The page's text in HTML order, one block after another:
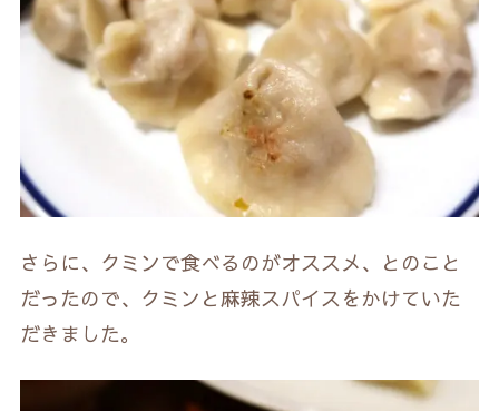
さらに、クミンで食べるのがオススメ、とのこと
だったので、クミンと麻辣スパイスをかけていた
だきました。